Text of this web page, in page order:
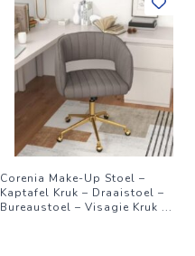
Corenia Make-Up Stoel –
Kaptafel Kruk – Draaistoel –
Bureaustoel – Visagie Kruk ...